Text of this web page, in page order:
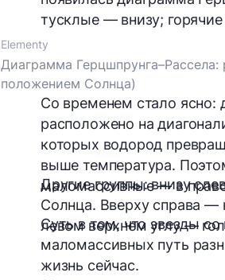
тусклые — внизу;
Elementy
Диаграмма
положением Солнца)
Со временем стало ясно:
расположено на
которых водород
выше температура.
маломассивные — в
Другие группы: внизу
Солнца. Вверху справа —
левом верхнем углу —
Суть в том, что звезды
маломассивных путь
жизнь сейчас.